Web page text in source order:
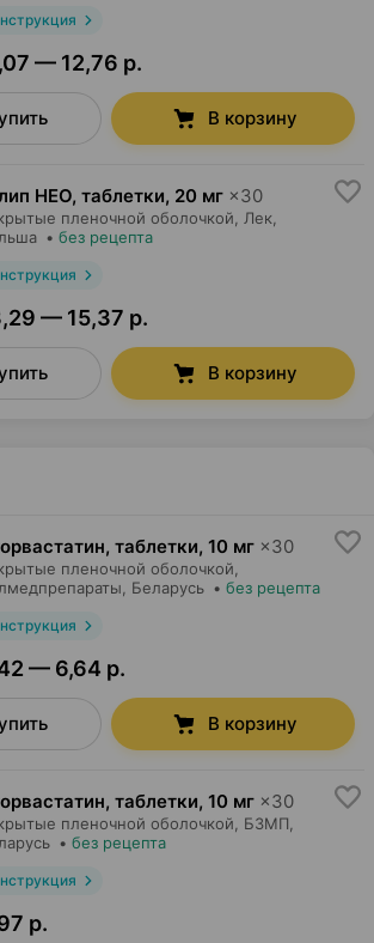
— 12,76 р.
В корзину
НЕО, таблетки, 20 мг ×30
пленочной оболочкой, Лек
• без рецепта
— 15,37 р.
В корзину
таблетки, 10 мг ×30
пленочной оболочкой,
, Беларусь • без рецепта
— 6,64 р.
В корзину
таблетки, 10 мг ×30
пленочной оболочкой, БЗМП
• без рецепта
р.